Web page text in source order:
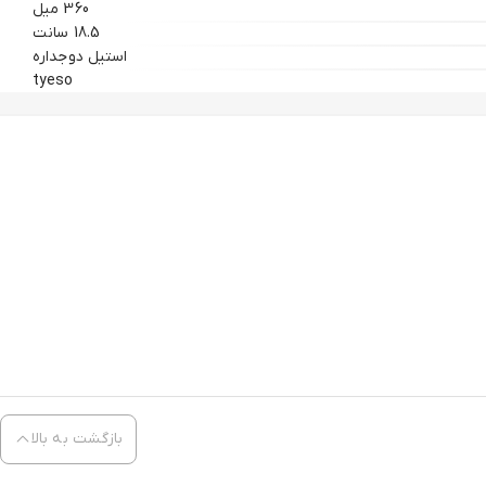
360 میل
18.5 سانت
استیل دوجداره
tyeso
بازگشت به بالا